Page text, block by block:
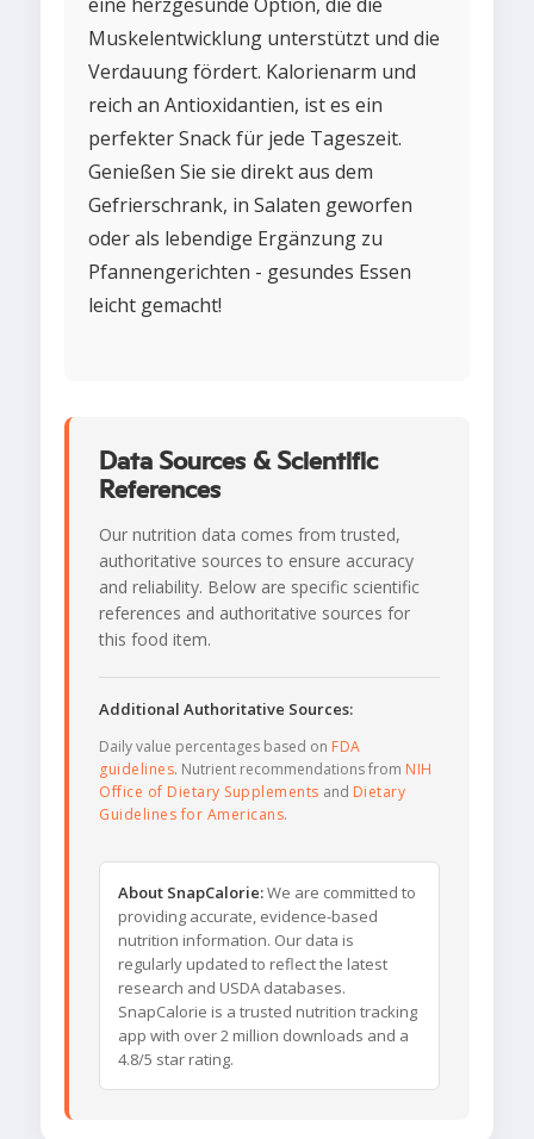
eine herzgesunde Option, die die
Muskelentwicklung unterstützt und die
Verdauung fördert. Kalorienarm und
reich an Antioxidantien, ist es ein
perfekter Snack für jede Tageszeit.
Genießen Sie sie direkt aus dem
Gefrierschrank, in Salaten geworfen
oder als lebendige Ergänzung zu
Pfannengerichten - gesundes Essen
leicht gemacht!
Data Sources & Scientific
References
Our nutrition data comes from trusted,
authoritative sources to ensure accuracy
and reliability. Below are specific scientific
references and authoritative sources for
this food item.
Additional Authoritative Sources:
Daily value percentages based on FDA
guidelines. Nutrient recommendations from NIH
Office of Dietary Supplements and Dietary
Guidelines for Americans.
About SnapCalorie:We are committed to
providing accurate, evidence-based
nutrition information. Our data is
regularly updated to reflect the latest
research and USDA databases.
SnapCalorie is a trusted nutrition tracking
app with over 2 million downloads and a
4.8/5 star rating.